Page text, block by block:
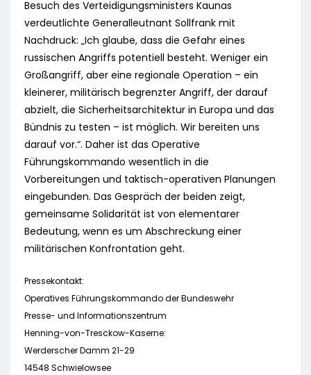
Besuch des Verteidigungsministers Kaunas
verdeutlichte Generalleutnant Sollfrank mit
Nachdruck: „Ich glaube, dass die Gefahr eines
russischen Angriffs potentiell besteht. Weniger ein
Großangriff, aber eine regionale Operation – ein
kleinerer, militärisch begrenzter Angriff, der darauf
abzielt, die Sicherheitsarchitektur in Europa und das
Bündnis zu testen – ist möglich. Wir bereiten uns
darauf vor.“. Daher ist das Operative
Führungskommando wesentlich in die
Vorbereitungen und taktisch-operativen Planungen
eingebunden. Das Gespräch der beiden zeigt,
gemeinsame Solidarität ist von elementarer
Bedeutung, wenn es um Abschreckung einer
militärischen Konfrontation geht.
Pressekontakt:
Operatives Führungskommando der Bundeswehr
Presse- und Informationszentrum
Henning-von-Tresckow-Kaserne:
Werderscher Damm 21-29
14548 Schwielowsee